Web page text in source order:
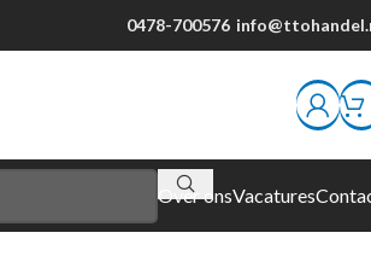
0478-700576
Over onsVacatures